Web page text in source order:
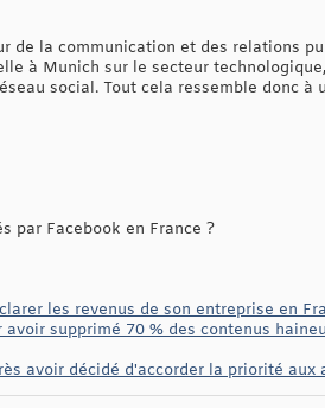
de la communication et des relations
à Munich sur le secteur
social. Tout cela ressemble donc
par Facebook en France ?
les revenus de son entreprise en
supprimé 70 % des contenus
avoir décidé d'accorder la priorité